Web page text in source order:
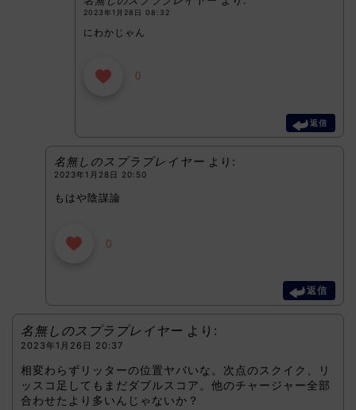
2023年1月28日 08:32
にわかじゃん
0
返信
名無しのスプラプレイヤー より:
2023年1月28日 20:50
もはや陰謀論
0
返信
名無しのスプラプレイヤー より:
2023年1月26日 20:37
相変わらずリッターの位置ヤバいな。次点のスクイク、リ
ッスコ足してもまだダブルスコア。他のチャージャー全部
合わせたより多いんじゃないか？